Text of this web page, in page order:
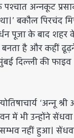
अन्नकूट
बकौल पिरचंद
पूजा के बाद
बनता है और कहीं
मुंबई दिल्ली की
‘अन्नू
में भी उन्होंने
नहीं हुआ।